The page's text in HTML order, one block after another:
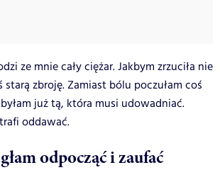
ze mnie cały ciężar. Jakbym zrzuciła nie
zbroję. Zamiast bólu poczułam coś
już tą, która musi udowadniać.
oddawać.
odpocząć i zaufać